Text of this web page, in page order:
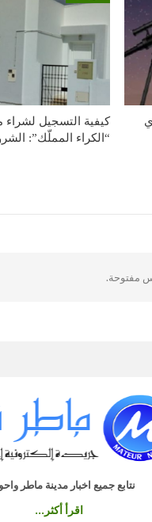
كيفية التسجيل
“الكراء المملّك”:
مفتوحة.
نتابع جميع اخبار مدينة ماطر
اقرأ أكثر...